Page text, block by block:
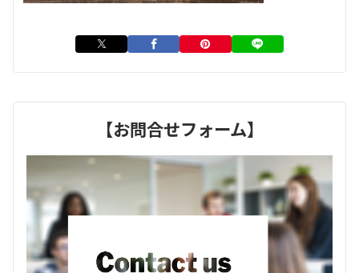
【お問合せフォーム】